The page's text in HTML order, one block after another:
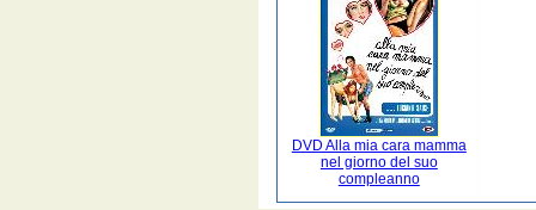
DVD Alla mia cara mamma
nel giorno del suo
compleanno